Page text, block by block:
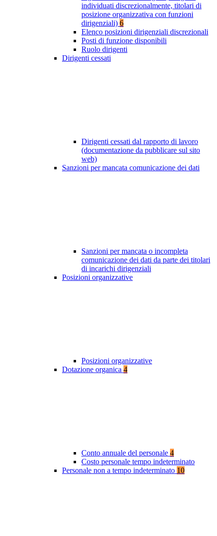
individuati discrezionalmente, titolari di
posizione organizzativa con funzioni
dirigenziali) 6
Elenco posizioni dirigenziali discrezionali
Posti di funzione disponibili
Ruolo dirigenti
Dirigenti cessati
Dirigenti cessati dal rapporto di lavoro
(documentazione da pubblicare sul sito
web)
Sanzioni per mancata comunicazione dei dati
Sanzioni per mancata o incompleta
comunicazione dei dati da parte dei titolari
di incarichi dirigenziali
Posizioni organizzative
Posizioni organizzative
Dotazione organica 4
Conto annuale del personale 4
Costo personale tempo indeterminato
Personale non a tempo indeterminato 10